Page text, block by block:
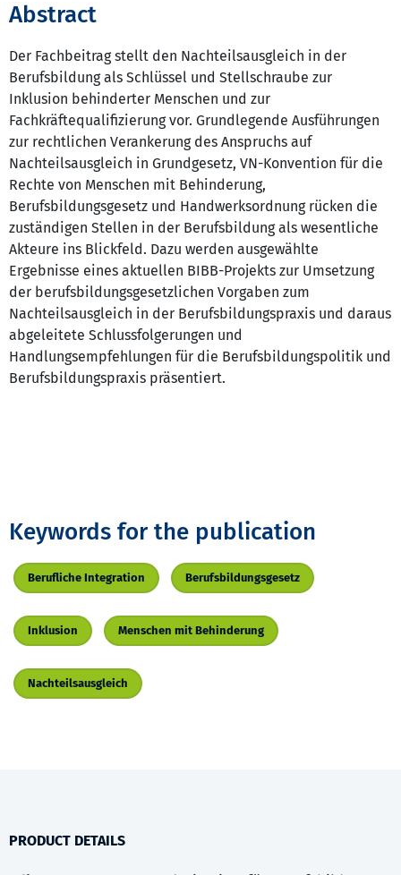
Abstract
Der Fachbeitrag stellt den Nachteilsausgleich in der
Berufsbildung als Schlüssel und Stellschraube zur
Inklusion behinderter Menschen und zur
Fachkräftequalifizierung vor. Grundlegende Ausführungen
zur rechtlichen Verankerung des Anspruchs auf
Nachteilsausgleich in Grundgesetz, VN-Konvention für die
Rechte von Menschen mit Behinderung,
Berufsbildungsgesetz und Handwerksordnung rücken die
zuständigen Stellen in der Berufsbildung als wesentliche
Akteure ins Blickfeld. Dazu werden ausgewählte
Ergebnisse eines aktuellen BIBB-Projekts zur Umsetzung
der berufsbildungsgesetzlichen Vorgaben zum
Nachteilsausgleich in der Berufsbildungspraxis und daraus
abgeleitete Schlussfolgerungen und
Handlungsempfehlungen für die Berufsbildungspolitik und
Berufsbildungspraxis präsentiert.
Keywords for the publication
Berufliche Integration Berufsbildungsgesetz
Inklusion Menschen mit Behinderung
Nachteilsausgleich
PRODUCT DETAILS